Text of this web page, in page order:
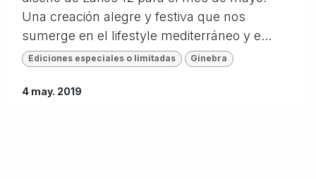
Una creación alegre y festiva que nos
sumerge en el lifestyle mediterráneo y e...
Ediciones especiales o limitadas Ginebra
4 may. 2019